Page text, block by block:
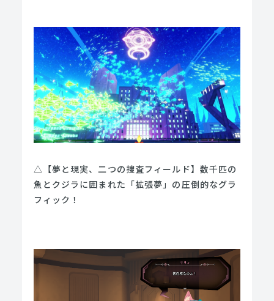
△【夢と現実、二つの捜査フィールド】数千匹の
魚とクジラに囲まれた「拡張夢」の圧倒的なグラ
フィック！